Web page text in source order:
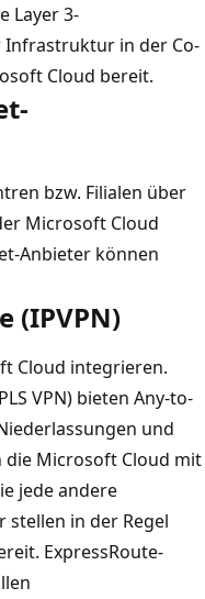
Layer 3-
in der Co-
Cloud bereit.
bzw. Filialen über
Microsoft Cloud
Anbieter können
(IPVPN)
Cloud integrieren.
VPN) bieten Any-to-
und
die Microsoft Cloud mit
jede andere
stellen in der Regel
ExpressRoute-